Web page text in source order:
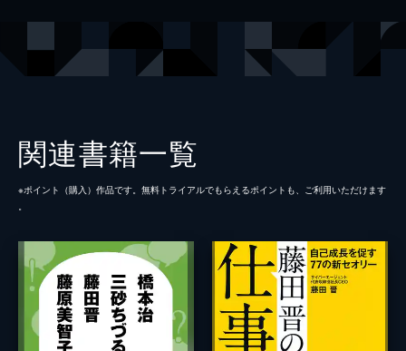
関連書籍一覧
※ポイント（購⼊）作品です。無料トライアルでもらえるポイントも、ご利⽤いただけます
。